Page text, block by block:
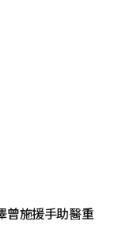
曾施援手助醫重